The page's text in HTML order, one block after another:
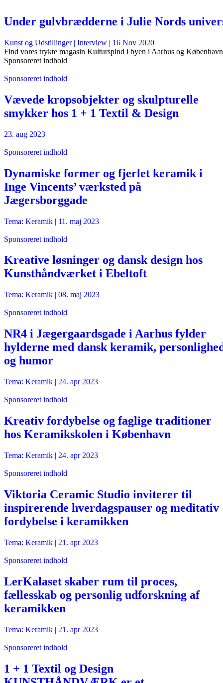
Under gulvbrædderne i Julie Nords
Kunst og Udstillinger| Interview | 16 Nov 2020
Find vores trykte magasin Kulturspind i byen i Aarhus og København
Sponsoreret indhold
Sponsoreret indhold
Vævede kropsobjekter og skulpturelle
smykker hos 1 + 1 Textil & Design
23. aug 2023
Sponsoreret indhold
Dynamiske former og fjerlet keramik i
Inge Vincents’ værksted på
Jægersborggade
Tema: Keramik | 11. maj 2023
Sponsoreret indhold
Kreative løsninger og dansk design hos
Kunsthåndværket i Ebeltoft
Tema: Keramik | 08. maj 2023
Sponsoreret indhold
NR4 i Jægergaardsgade i Aarhus fylder
hylderne med dansk keramik,
og humor
Tema: Keramik | 24. apr 2023
Sponsoreret indhold
Kreativ fordybelse og faglige traditioner
hos Keramikskolen i København
Tema: Keramik | 24. apr 2023
Sponsoreret indhold
Viktoria Ceramic Studio inviterer til
inspirerende hverdagspauser og meditativ
fordybelse i keramikken
Tema: Keramik | 21. apr 2023
Sponsoreret indhold
LerKalaset skaber rum til proces,
fællesskab og personlig udforskning af
keramikken
Tema: Keramik | 21. apr 2023
Sponsoreret indhold
1 + 1 Textil og Design